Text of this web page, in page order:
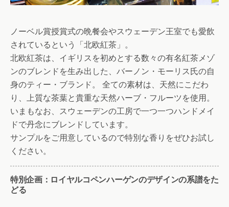
ノーベル賞授賞式の晩餐会やスウェーデン王室でも愛飲
されているという「北欧紅茶」。
北欧紅茶は、イギリスを初めとする数々の有名紅茶メゾ
ンのブレンドを生み出した、バーノン・モーリス氏の自
身のティー・ブランド。 全ての素材は、天然にこだわ
り、上質な茶葉と貴重な天然ハーブ・フルーツを使用。
いまもなお、スウェーデンの工房で一つ一つハンドメイ
ドで丹念にブレンドしています。
サンプルをご用意しているので特別な香りをぜひお試し
ください。
特別企画：ロイヤルコペンハーゲンのデザインの系譜をた
どる